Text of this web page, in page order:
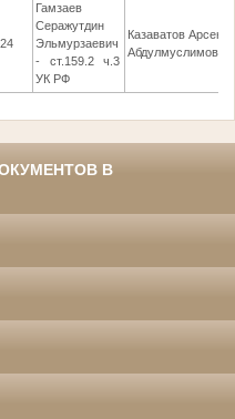
Гамзаев
Серажутдин
Эльмурзаевич
- ст.159.2 ч.3
УК РФ
Казаватов Арсен
Абдулмуслимович
В